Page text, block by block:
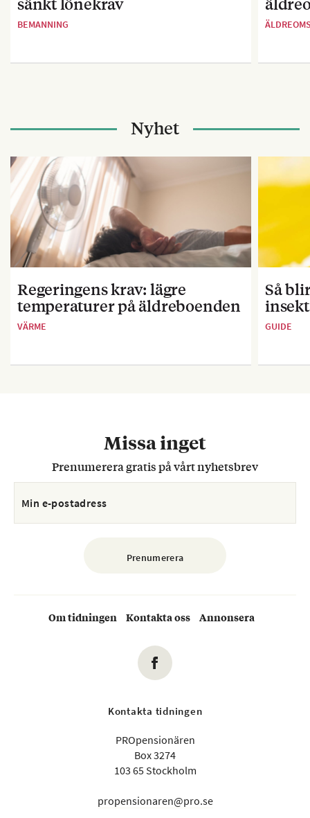
BEMANNING
Nyhet
Regeringens krav: lägre
temperaturer på äldreboenden
VÄRME
Så
GUIDE
Missa inget
Prenumerera gratis på vårt nyhetsbrev
Om tidningen Kontakta oss Annonsera
Kontakta tidningen
PROpensionären
Box 3274
103 65 Stockholm
propensionaren@pro.se